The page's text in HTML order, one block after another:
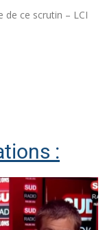
de ce scrutin – LCI
: